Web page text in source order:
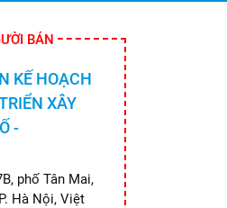
BÁN
KẾ HOẠCH
XÂY
-
phố Tân Mai,
Hà Nội, Việt